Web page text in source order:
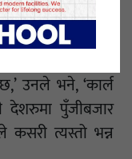
उनले भने, ‘कार्ल
देशरुमा पुँजीबजार
त्यस्तो भन्न